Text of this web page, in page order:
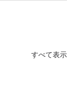
すべて表示